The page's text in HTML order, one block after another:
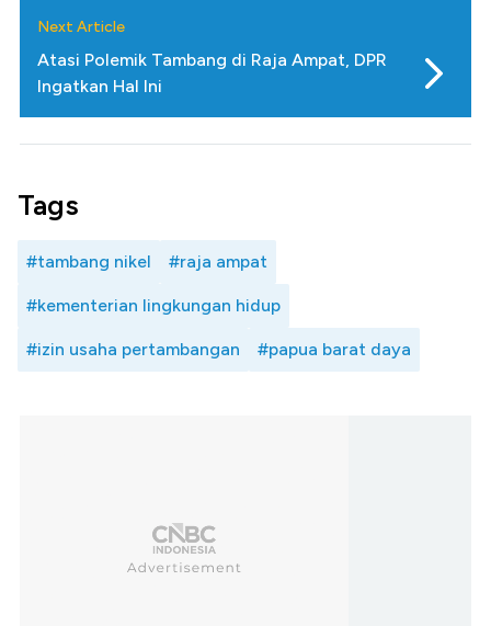
Next Article
Atasi Polemik Tambang di Raja Ampat, DPR
Ingatkan Hal Ini
Tags
#tambang nikel #raja ampat
#kementerian lingkungan hidup
#izin usaha pertambangan #papua barat daya